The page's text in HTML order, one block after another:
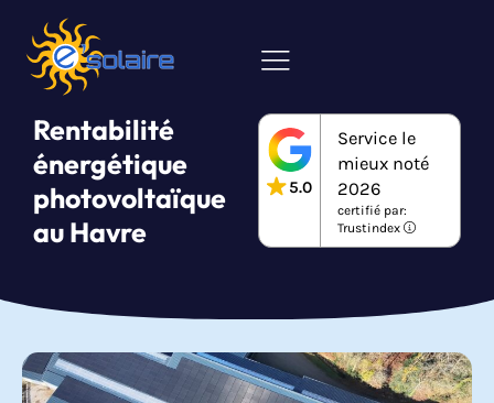
Rentabilité
énergétique
photovoltaïque
au Havre
5.0
Service le
mieux noté
2026
certifié par:
Trustindex